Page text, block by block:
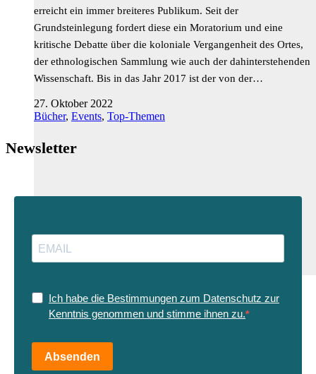
erreicht ein immer breiteres Publikum. Seit der
Grundsteinlegung fordert diese ein Moratorium und eine
kritische Debatte über die koloniale Vergangenheit des Ortes,
der ethnologischen Sammlung wie auch der dahinterstehenden
Wissenschaft. Bis in das Jahr 2017 ist der von der…
27. Oktober 2022
Bücher, Events, Top-Themen
Newsletter
Ich habe die Bestimmungen zum Datenschutz zur
Kenntnis genommen und stimme ihnen zu.
Absenden